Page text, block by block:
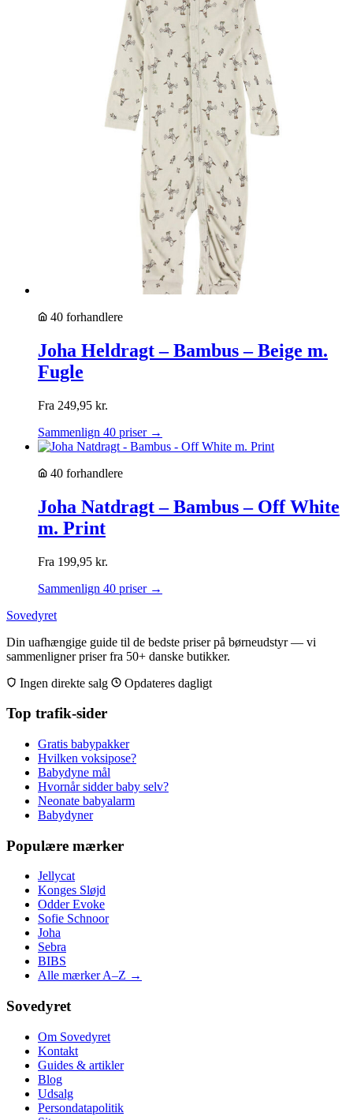
40 forhandlere
Joha Heldragt – Bambus – Beige m.
Fugle
Fra 249,95 kr.
Sammenlign 40 priser →
40 forhandlere
Joha Natdragt – Bambus – Off White
m. Print
Fra 199,95 kr.
Sammenlign 40 priser →
Sovedyret
Din uafhængige guide til de bedste priser på børneudstyr — vi
sammenligner priser fra 50+ danske butikker.
Ingen direkte salg
Opdateres dagligt
Top trafik-sider
Gratis babypakker
Hvilken voksipose?
Babydyne mål
Hvornår sidder baby selv?
Neonate babyalarm
Babydyner
Populære mærker
Jellycat
Konges Sløjd
Odder Evoke
Sofie Schnoor
Joha
Sebra
BIBS
Alle mærker A–Z →
Sovedyret
Om Sovedyret
Kontakt
Guides & artikler
Blog
Udsalg
Persondatapolitik